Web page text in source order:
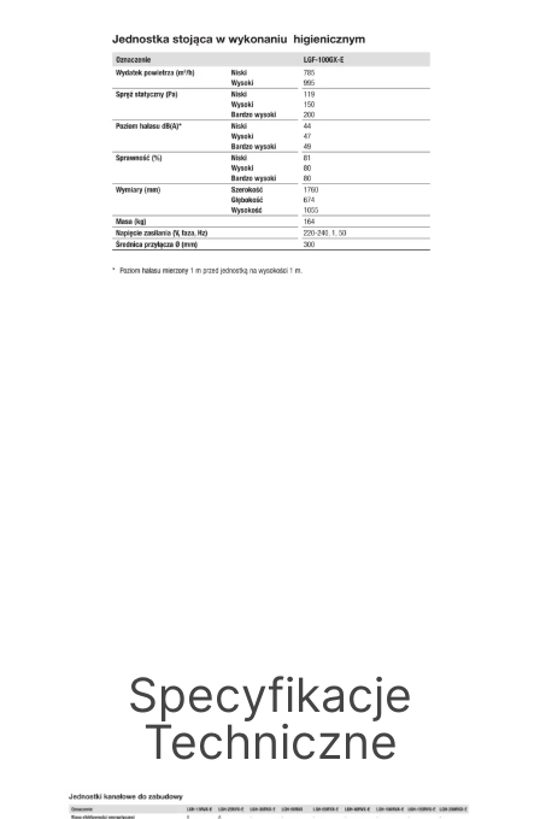
Specyfikacje
Techniczne